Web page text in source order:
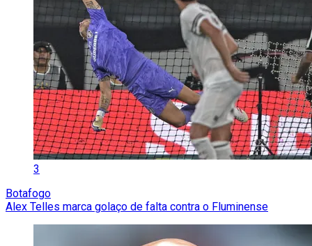
3
Botafogo
Alex Telles marca golaço de falta contra o Fluminense